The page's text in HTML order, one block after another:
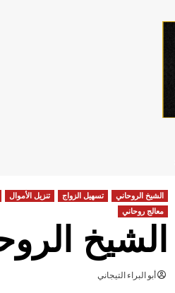
الشيخ الروحاني تسهيل الزواج تنزيل الأموال
معالج روحاني
الشيخ
أبو البراء التيجاني